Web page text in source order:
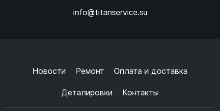
info@titanservice.su
Новости Ремонт Оплата и доставка
Деталировки Контакты